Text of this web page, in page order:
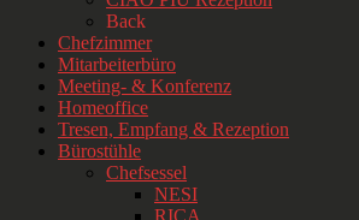
Back
Chefzimmer
Mitarbeiterbüro
Meeting- & Konferenz
Homeoffice
Tresen, Empfang & Rezeption
Bürostühle
Chefsessel
NESI